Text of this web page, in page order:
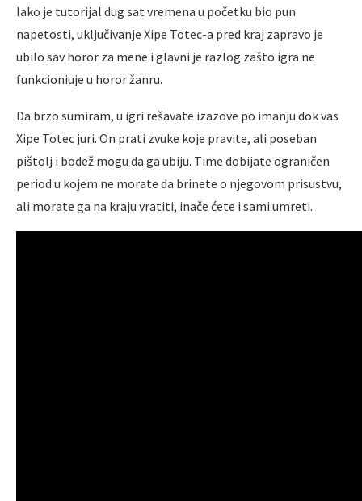
Iako je tutorijal dug sat vremena u početku bio pun
napetosti, uključivanje Xipe Totec-a pred kraj zapravo je
ubilo sav horor za mene i glavni je razlog zašto igra ne
funkcioniuje u horor žanru.
Da brzo sumiram, u igri rešavate izazove po imanju dok vas
Xipe Totec juri. On prati zvuke koje pravite, ali poseban
pištolj i bodež mogu da ga ubiju. Time dobijate ograničen
period u kojem ne morate da brinete o njegovom prisustvu,
ali morate ga na kraju vratiti, inače ćete i sami umreti.